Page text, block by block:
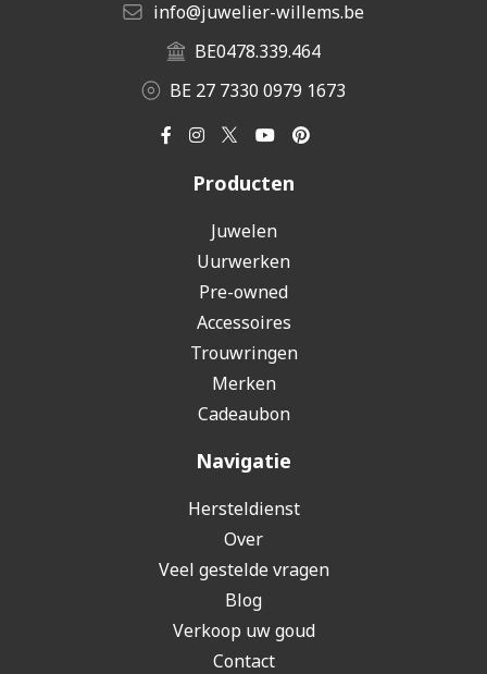
info@juwelier-willems.be
BE0478.339.464
BE 27 7330 0979 1673
Producten
Juwelen
Uurwerken
Pre-owned
Accessoires
Trouwringen
Merken
Cadeaubon
Navigatie
Hersteldienst
Over
Veel gestelde vragen
Blog
Verkoop uw goud
Contact